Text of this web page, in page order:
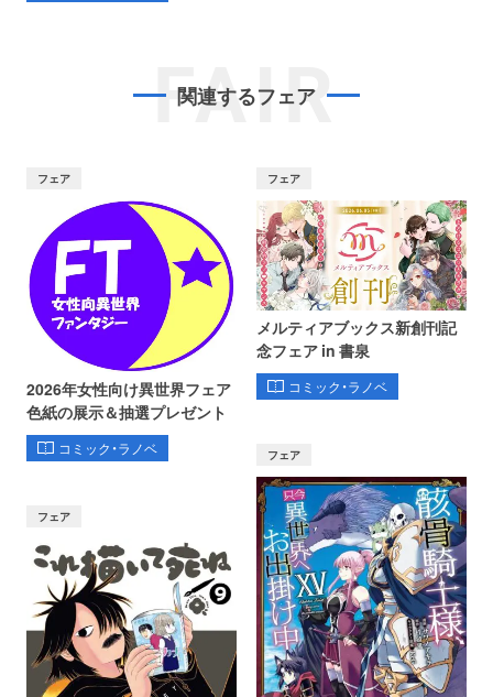
FAIR
関連するフェア
フェア
2026年女性向け異世界フェア
色紙の展示＆抽選プレゼント
コミック・ラノベ
フェア
メルティアブックス新創刊記
念フェア in 書泉
コミック・ラノベ
フェア
フェア